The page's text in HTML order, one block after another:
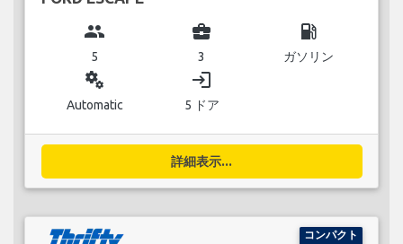
group
5
business_center
3
local_gas_station
ガソリン
miscellaneous_services
Automatic
login
5 ドア
詳細表示...
コンパクト